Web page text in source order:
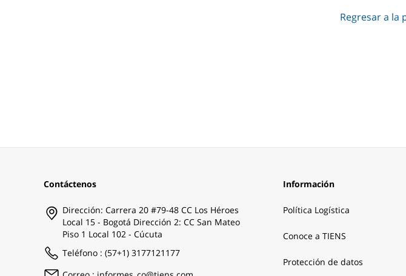
Regresar a la
Contáctenos
Dirección: Carrera 20 #79-48 CC Los Héroes
Local 15 - Bogotá Dirección 2: CC San Mateo
Piso 1 Local 102 - Cúcuta
Teléfono : (57+1) 3177121177
Información
Política Logística
Conoce a TIENS
Protección de datos